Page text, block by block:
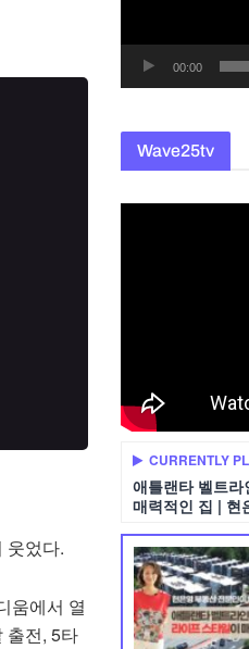
웃었다.
움에서 열
출전, 5타
00:00
Wave25tv
CURRENTLY
애틀랜타 벨트
매력적인 집 | 현